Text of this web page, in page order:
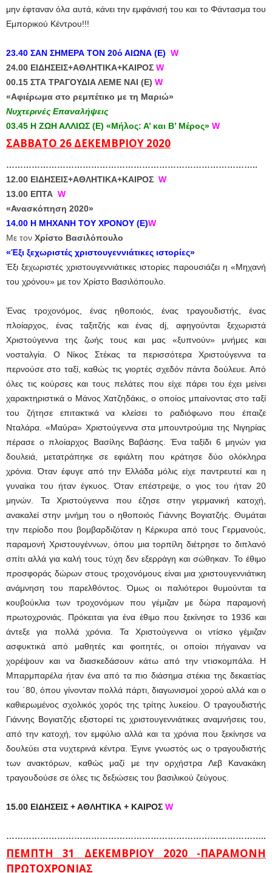
μην έφταναν όλα αυτά, κάνει την εμφάνισή του και το Φάντασμα του
Εμπορικού Κέντρου!!!
23.40 ΣΑΝ ΣΗΜΕΡΑ ΤΟΝ 20ό ΑΙΩΝΑ (Ε) W
24.00 ΕΙΔΗΣΕΙΣ+ΑΘΛΗΤΙΚΑ+ΚΑΙΡΟΣ W
00.15 ΣΤΑ ΤΡΑΓΟΥΔΙΑ ΛΕΜΕ ΝΑΙ (Ε) W
«Αφιέρωμα στο ρεμπέτικο με τη Μαριώ»
Νυχτερινές Επαναλήψεις
03.45 Η ΖΩΗ ΑΛΛΙΩΣ (Ε) «Μήλος: Α’ και Β’ Μέρος» W
ΣΑΒΒΑΤΟ 26 ΔΕΚΕΜΒΡΙΟΥ 2020
……………………………………………………………………………..
12.00 ΕΙΔΗΣΕΙΣ+ΑΘΛΗΤΙΚΑ+ΚΑΙΡΟΣ W
13.00 ΕΠΤΑ W
«Ανασκόπηση 2020»
14.00 Η ΜΗΧΑΝΗ ΤΟΥ ΧΡΟΝΟΥ (Ε)W
Με τον Χρίστο Βασιλόπουλο
«Έξι ξεχωριστές χριστουγεννιάτικες ιστορίες»
Έξι ξεχωριστές χριστουγεννιάτικες ιστορίες παρουσιάζει η «Μηχανή
του χρόνου» με τον Χρίστο Βασιλόπουλο.
Ένας τροχονόμος, ένας ηθοποιός, ένας τραγουδιστής, ένας
πλοίαρχος, ένας ταξιτζής και ένας dj, αφηγούνται ξεχωριστά
Χριστούγεννα της ζωής τους και μας «ξυπνούν» μνήμες και
νοσταλγία. Ο Νίκος Στέκας τα περισσότερα Χριστούγεννα τα
περνούσε στο ταξί, καθώς τις γιορτές σχεδόν πάντα δούλευε. Από
όλες τις κούρσες και τους πελάτες που είχε πάρει του έχει μείνει
χαρακτηριστικά ο Μάνος Χατζηδάκις, ο οποίος μπαίνοντας στο ταξί
του ζήτησε επιτακτικά να κλείσει το ραδιόφωνο που έπαιζε
Νταλάρα. «Μαύρα» Χριστούγεννα στα μπουντρούμια της Νιγηρίας
πέρασε ο πλοίαρχος Βασίλης Βαβάσης. Ένα ταξίδι 6 μηνών για
δουλειά, μετατράπηκε σε εφιάλτη που κράτησε δύο ολόκληρα
χρόνια. Όταν έφυγε από την Ελλάδα μόλις είχε παντρευτεί και η
γυναίκα του ήταν έγκυος. Όταν επέστρεψε, ο γιος του ήταν 20
μηνών. Τα Χριστούγεννα που έζησε στην γερμανική κατοχή,
ανακαλεί στην μνήμη του ο ηθοποιός Γιάννης Βογιατζής. Θυμάται
την περίοδο που βομβαρδιζόταν η Κέρκυρα από τους Γερμανούς,
παραμονή Χριστουγέννων, όπου μια τορπίλη διέτρησε το διπλανό
σπίτι αλλά για καλή τους τύχη δεν εξερράγη και σώθηκαν. Το έθιμο
προσφοράς δώρων στους τροχονόμους είναι μια χριστουγεννιάτικη
ανάμνηση του παρελθόντος. Όμως οι παλιότεροι θυμούνται τα
κουβούκλια των τροχονόμων που γέμιζαν με δώρα παραμονή
πρωτοχρονιάς. Πρόκειται για ένα έθιμο που ξεκίνησε το 1936 και
άντεξε για πολλά χρόνια. Τα Χριστούγεννα οι ντίσκο γέμιζαν
ασφυκτικά από μαθητές και φοιτητές, οι οποίοι πήγαιναν να
χορέψουν και να διασκεδάσουν κάτω από την ντισκομπάλα. Η
Μπαρμπαρέλα ήταν ένα από τα πιο διάσημα στέκια της δεκαετίας
του ΄80, όπου γίνονταν πολλά πάρτι, διαγωνισμοί χορού αλλά και ο
καθιερωμένος σχολικός χορός της τρίτης λυκείου. Ο τραγουδιστής
Γιάννης Βογιατζής εξιστορεί τις χριστουγεννιάτικες αναμνήσεις του,
από την κατοχή, τον εμφύλιο αλλά και τα χρόνια που ξεκίνησε να
δουλεύει στα νυχτερινά κέντρα. Έγινε γνωστός ως ο τραγουδιστής
των ανακτόρων, καθώς μαζί με την ορχήστρα Λεβ Κανακάκη
τραγουδούσε σε όλες τις δεξιώσεις του βασιλικού ζεύγους.
15.00 ΕΙΔΗΣΕΙΣ + ΑΘΛΗΤΙΚΑ + ΚΑΙΡΟΣ W
………………………………………………………………………………..
ΠΕΜΠΤΗ 31 ΔΕΚΕΜΒΡΙΟΥ 2020 -ΠΑΡΑΜΟΝΗ
ΠΡΩΤΟΧΡΟΝΙΑΣ